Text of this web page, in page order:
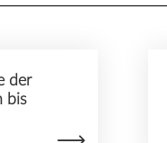
der
bis